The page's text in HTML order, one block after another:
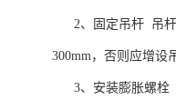
2、固定吊杆 吊杆
300mm，否则应增设
3、安装膨胀螺栓